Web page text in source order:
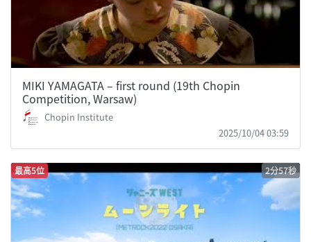
MIKI YAMAGATA – first round (19th Chopin
Competition, Warsaw)
Chopin Institute
2025/10/04 03:59
最高5位 2分57秒